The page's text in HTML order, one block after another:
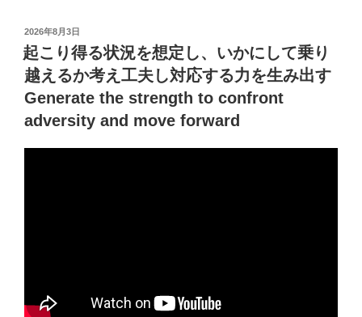
投
稿
日:
2026年8月3日
起こり得る状況を想定し、いかにして乗り
越えるか考え工夫し対応する力を生み出す
Generate the strength to confront
adversity and move forward